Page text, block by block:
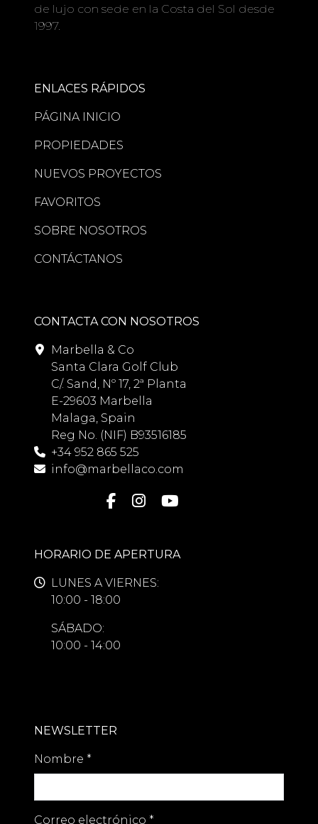
de lujo con sede en la Costa del Sol desde
1997.
ENLACES RÁPIDOS
PÁGINA INICIO
PROPIEDADES
NUEVOS PROYECTOS
FAVORITOS
SOBRE NOSOTROS
CONTÁCTANOS
CONTACTA CON NOSOTROS
Marbella & Co
Santa Clara Golf Club
C/. Sand, Nº 17, 2ª Planta
E-29603 Marbella
Malaga, Spain
Reg No. (NIF) B93516185
+34 952 865 525
info@marbellaco.com
HORARIO DE APERTURA
LUNES A VIERNES:
10:00 - 18:00
SÁBADO:
10:00 - 14:00
NEWSLETTER
Nombre *
Correo electrónico *